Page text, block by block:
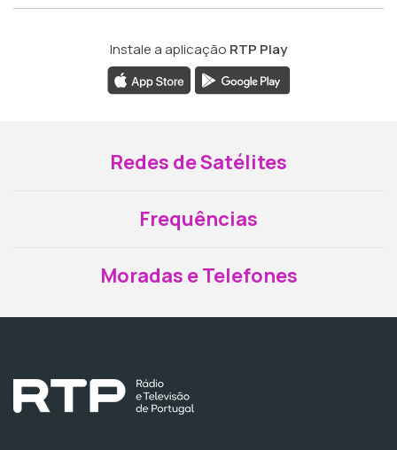
Instale a aplicação RTP Play
Redes de Satélites
Frequências
Moradas e Telefones